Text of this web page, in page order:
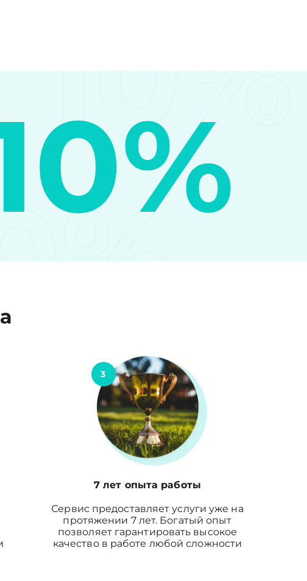
10%
3
7 лет опыта работы
Сервис предоставляет услуги уже на
протяжении 7 лет. Богатый опыт
позволяет гарантировать высокое
качество в работе любой сложности